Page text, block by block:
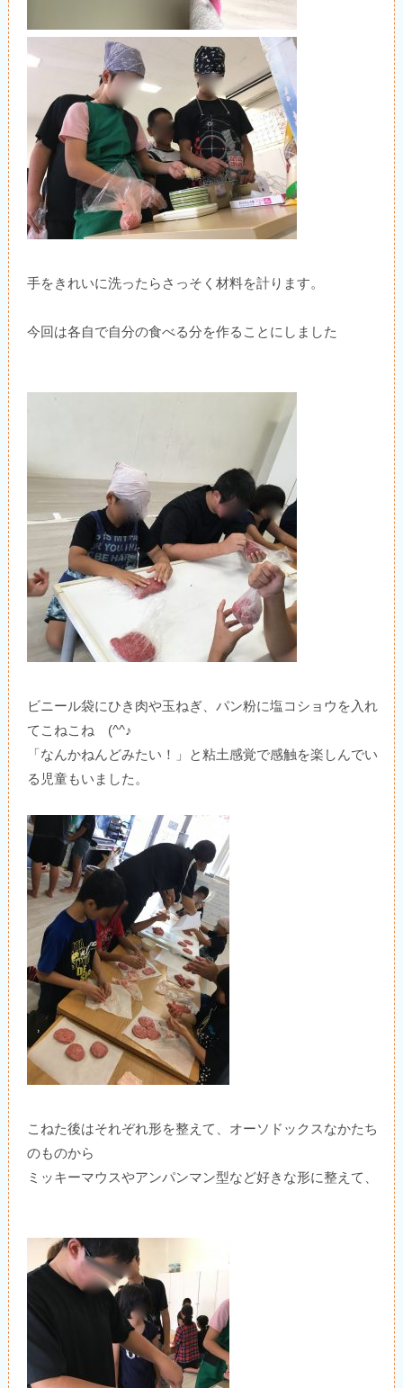
手をきれいに洗ったらさっそく材料を計ります。
今回は各自で自分の食べる分を作ることにしました
ビニール袋にひき肉や玉ねぎ、パン粉に塩コショウを入れ
てこねこね (^^♪
「なんかねんどみたい！」と粘土感覚で感触を楽しんでい
る児童もいました。
こねた後はそれぞれ形を整えて、オーソドックスなかたち
のものから
ミッキーマウスやアンパンマン型など好きな形に整えて、